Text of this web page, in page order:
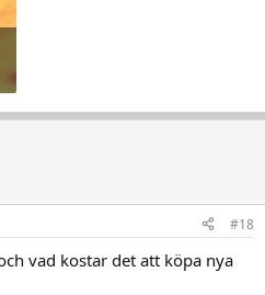
#18
vad kostar det att köpa nya